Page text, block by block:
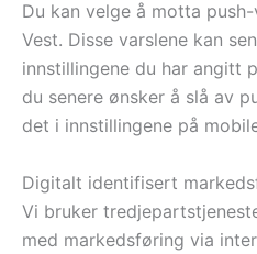
Du kan velge å motta
Vest. Disse varslene kan
innstillingene du har angitt
du senere ønsker å slå av
det i innstillingene på
Digitalt identifisert
Vi bruker
med markedsføring via